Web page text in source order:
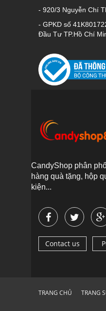
- 920/3 Nguyễn Chí
- GPKD số
Đầu Tư TP.Hồ Chí
CandyShop phân
hàng quà tặng, hộp
kiện...
Contact us
TRANG CHỦ TRANG